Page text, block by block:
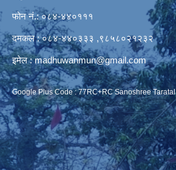
फोन नं.: ०८४-४४०१११
दमकल : ०८४-४४०३३३ ,९८५८०२१२३२
इमेल :madhuwanmun@gmail.com
Google Plus Code : 77RC+RC Sanoshree Taratal